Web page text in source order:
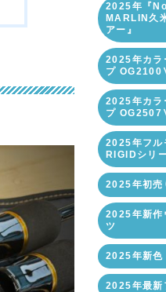
2025年『
MARLIN久
アー』
2025年カラ
プ
2025年カラ
プ
2025年フル
RIGIDシリ
2025年初売
2025年新作
ツ
2025年新色
2025年最新